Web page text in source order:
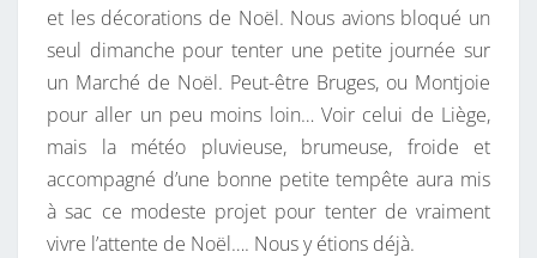
et les décorations de Noël. Nous avions bloqué un
seul dimanche pour tenter une petite journée sur
un Marché de Noël. Peut-être Bruges, ou Montjoie
pour aller un peu moins loin… Voir celui de Liège,
mais la météo pluvieuse, brumeuse, froide et
accompagné d’une bonne petite tempête aura mis
à sac ce modeste projet pour tenter de vraiment
vivre l’attente de Noël…. Nous y étions déjà.